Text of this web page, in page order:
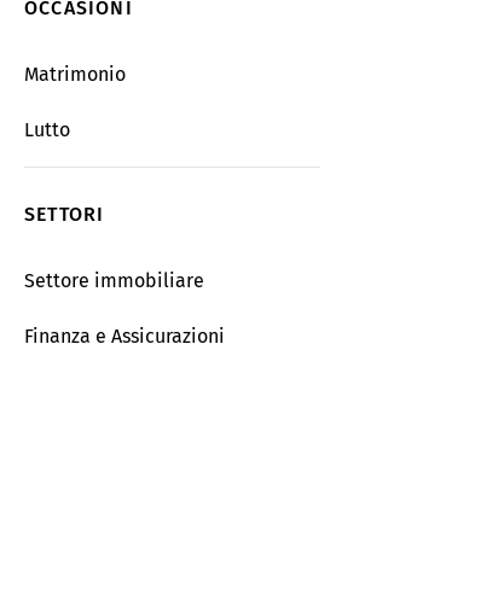
OCCASIONI
Matrimonio
Lutto
SETTORI
Settore immobiliare
Finanza e Assicurazioni